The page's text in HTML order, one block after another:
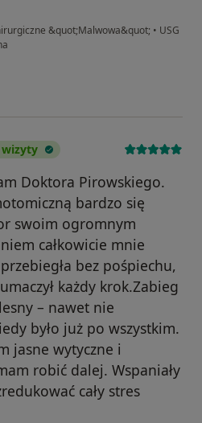
&quot;Malwowa&quot; • USG
Doktora Pirowskiego.
bardzo się
swoim ogromnym
całkowicie mnie
bez pośpiechu,
każdy krok.Zabieg
– nawet nie
było już po wszystkim.
jasne wytyczne i
robić dalej. Wspaniały
cały stres